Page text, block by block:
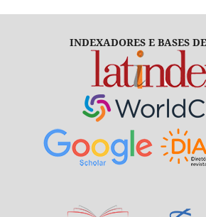
INDEXADORES E BASES